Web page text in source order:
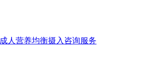
成人营养均衡摄入咨询服务